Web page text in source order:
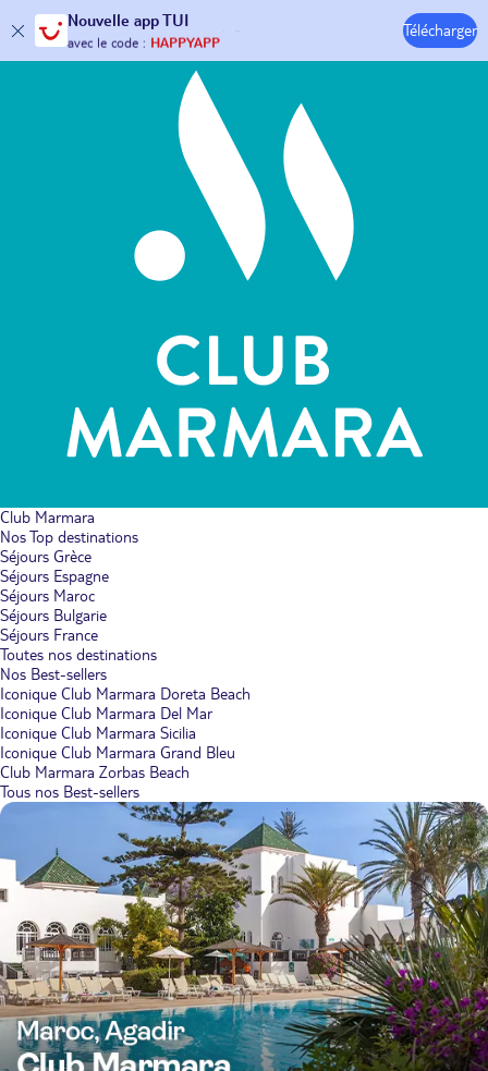
Nouvelle app TUI
30€ offerts*sur votrevoyage !
avec le code :HAPPYAPP
Télécharger
Hôtels & Clubs
Club Marmara
Nos Top destinations
Séjours Grèce
Séjours Espagne
Séjours Maroc
Séjours Bulgarie
Séjours France
Toutes nos destinations
Nos Best-sellers
Iconique Club Marmara Doreta Beach
Iconique Club Marmara Del Mar
Iconique Club Marmara Sicilia
Iconique Club Marmara Grand Bleu
Club Marmara Zorbas Beach
Tous nos Best-sellers